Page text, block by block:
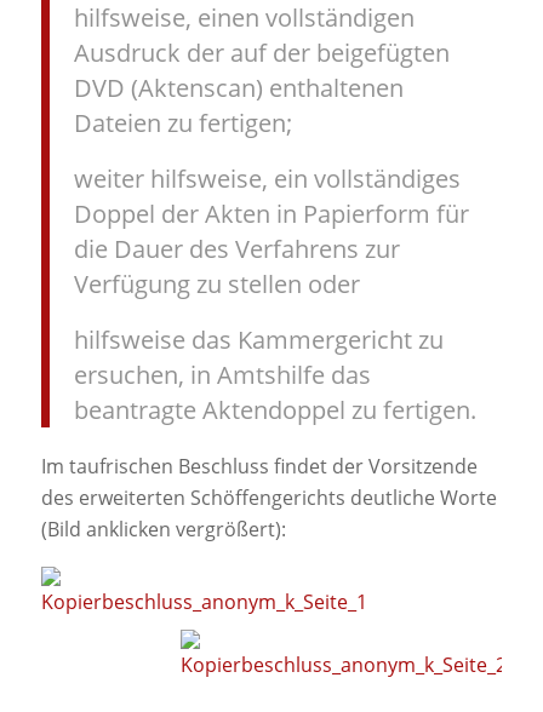
hilfsweise, einen vollständigen
Ausdruck der auf der beigefügten
DVD (Aktenscan) enthaltenen
Dateien zu fertigen;
weiter hilfsweise, ein vollständiges
Doppel der Akten in Papierform für
die Dauer des Verfahrens zur
Verfügung zu stellen oder
hilfsweise das Kammergericht zu
ersuchen, in Amtshilfe das
beantragte Aktendoppel zu fertigen.
Im taufrischen Beschluss findet der Vorsitzende
des erweiterten Schöffengerichts deutliche Worte
(Bild anklicken vergrößert):